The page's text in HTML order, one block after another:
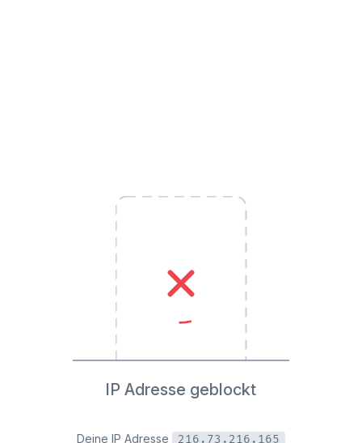
IP Adresse geblockt
Deine IP Adresse
216.73.216.165